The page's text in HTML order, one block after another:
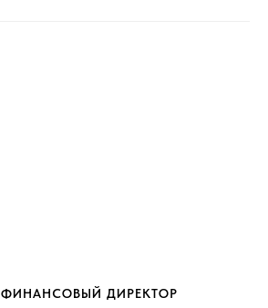
ФИНАНСОВЫЙ ДИРЕКТОР